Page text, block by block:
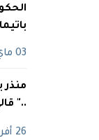
03 ماي
منذر
.."
26 أفريل